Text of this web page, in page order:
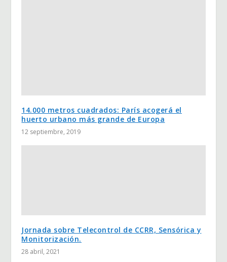
14.000 metros cuadrados: París acogerá el
huerto urbano más grande de Europa
12 septiembre, 2019
Jornada sobre Telecontrol de CCRR, Sensórica y
Monitorización.
28 abril, 2021